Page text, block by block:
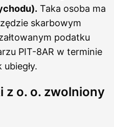
Taka osoba ma
skarbowym
podatku
PIT-8AR w terminie
z o. o. zwolniony